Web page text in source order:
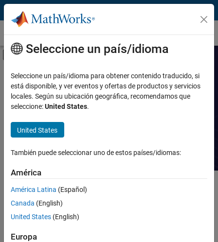
Saltar al contenido
Casos prácticos
Mostrar/ocultar menú de navegación
Prestación
Producto
Aplicación
Buscar casos
prácticos
Ordenar por
Seleccione un país/idioma
Seleccione un país/idioma para obtener contenido traducido, si
está disponible, y ver eventos y ofertas de productos y servicios
locales. Según su ubicación geográfica, recomendamos que
seleccione:United States.
United States
También puede seleccionar uno de estos países/idiomas:
América
América Latina (Español)
Canada (English)
United States (English)
Europa